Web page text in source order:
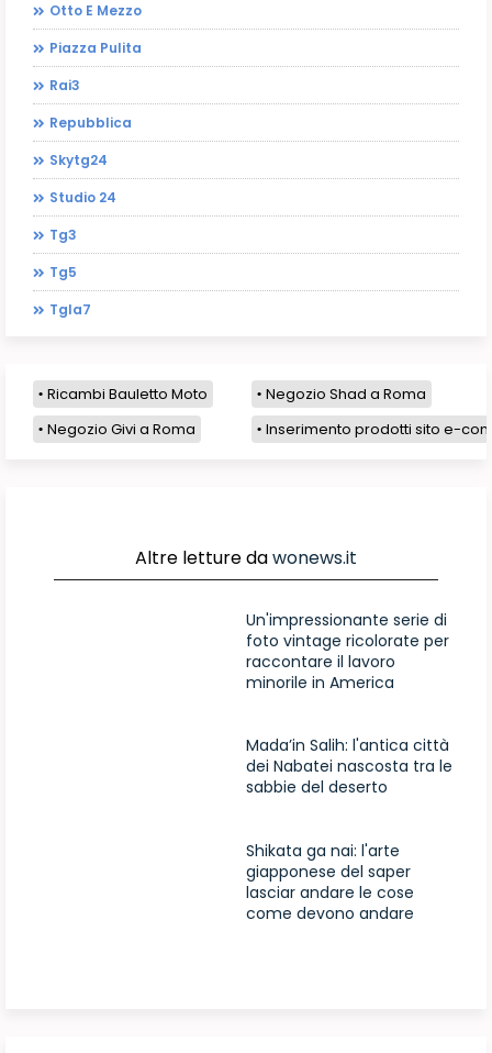
Otto E Mezzo
Piazza Pulita
Rai3
Repubblica
Skytg24
Studio 24
Tg3
Tg5
Tgla7
Ricambi Bauletto Moto
Negozio Shad a Roma
Negozio Givi a Roma
Inserimento prodotti sito e-
Altre letture dawonews.it
Un'impressionante serie di
foto vintage ricolorate per
raccontare il lavoro
minorile in America
Mada’in Salih: l'antica città
dei Nabatei nascosta tra le
sabbie del deserto
Shikata ga nai: l'arte
giapponese del saper
lasciar andare le cose
come devono andare